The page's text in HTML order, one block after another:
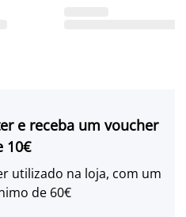
e receba um voucher
10€
utilizado na loja, com um
de 60€